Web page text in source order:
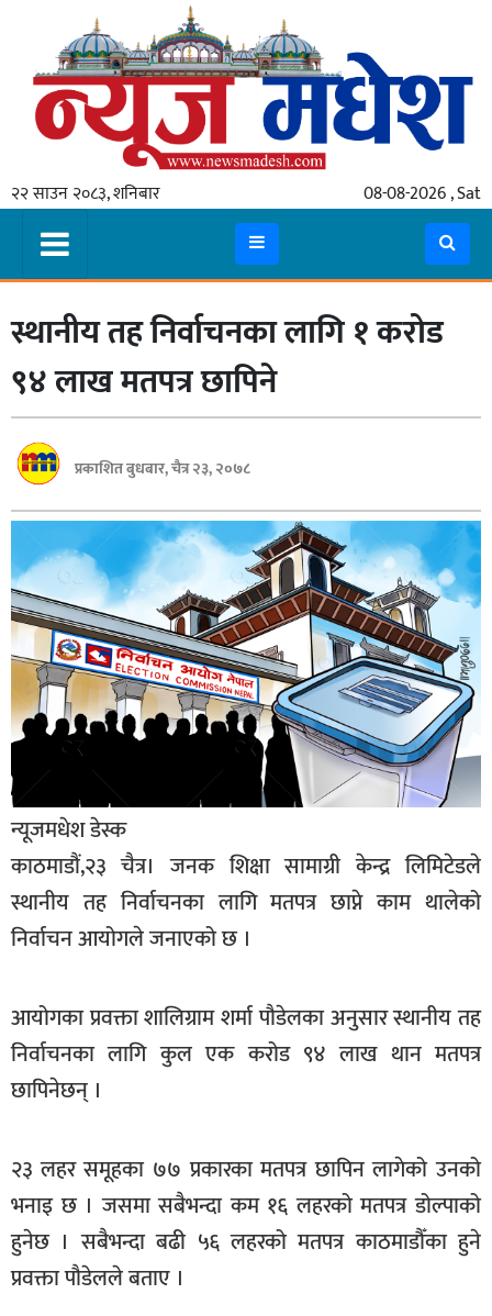
२२ साउन २०८३, शनिबार 08-08-2026 , Sat
गृहपृष्ठ
स्थानीय
प्रदेश
मधेश
प्रदेश
लुम्बिनी
गण्डकी
बागमती
कर्णाली
सुदूरपश्चिम
मधेश
विशेष
राजनीति
प्रमुख
राष्ट्रिय
अन्तराष्ट्रिय
अन्तरबार्ता
खेलकुद
मनोरञ्जन
फोटो
अन्य
समाज
शिक्षा
स्थानीय तह निर्वाचनका लागि १ करोड
९४ लाख मतपत्र छापिने
प्रकाशित बुधबार, चैत्र २३, २०७८
न्यूजमधेश डेस्क
काठमाडौं,२३ चैत्र। जनक शिक्षा सामाग्री केन्द्र लिमिटेडले
स्थानीय तह निर्वाचनका लागि मतपत्र छाप्ने काम थालेको
निर्वाचन आयोगले जनाएको छ ।
आयोगका प्रवक्ता शालिग्राम शर्मा पौडेलका अनुसार स्थानीय तह
निर्वाचनका लागि कुल एक करोड ९४ लाख थान मतपत्र
छापिनेछन् ।
२३ लहर समूहका ७७ प्रकारका मतपत्र छापिन लागेको उनको
भनाइ छ । जसमा सबैभन्दा कम १६ लहरको मतपत्र डोल्पाको
हुनेछ । सबैभन्दा बढी ५६ लहरको मतपत्र काठमाडौँका हुने
प्रवक्ता पौडेलले बताए ।